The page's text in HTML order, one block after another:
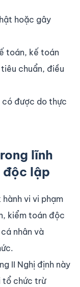
hoặc gây
toán, kế toán
chuẩn, điều
có được do thực
lĩnh
độc lập
vi vi phạm
kiểm toán độc
nhân và
II Nghị định này
tổ chức trừ